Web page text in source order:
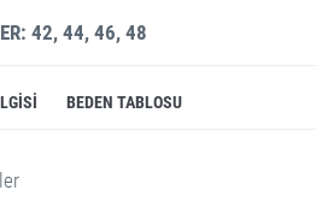
42, 44, 46, 48
BEDEN TABLOSU